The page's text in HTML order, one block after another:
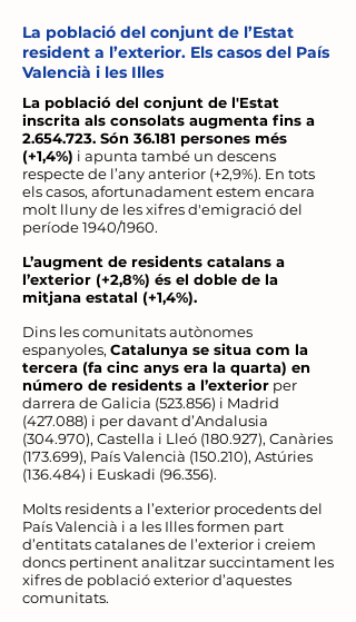
La població del conjunt de l’Estat
resident a l’exterior. Els casos del País
Valencià i les Illes
La població del conjunt de l'Estat
inscrita als consolats augmenta fins a
2.654.723. Són 36.181 persones més
(+1,4%) i apunta també un descens
respecte de l’any anterior (+2,9%). En tots
els casos, afortunadament estem encara
molt lluny de les xifres d'emigració del
període 1940/1960.
L’augment de residents catalans a
l’exterior (+2,8%) és el doble de la
mitjana estatal (+1,4%).
Dins les comunitats autònomes
espanyoles, Catalunya se situa com la
tercera (fa cinc anys era la quarta) en
número de residents a l’exterior per
darrera de Galicia (523.856) i Madrid
(427.088) i per davant d’Andalusia
(304.970), Castella i Lleó (180.927), Canàries
(173.699), País Valencià (150.210), Astúries
(136.484) i Euskadi (96.356).
Molts residents a l’exterior procedents del
País Valencià i a les Illes formen part
d’entitats catalanes de l’exterior i creiem
doncs pertinent analitzar succintament les
xifres de població exterior d’aquestes
comunitats.